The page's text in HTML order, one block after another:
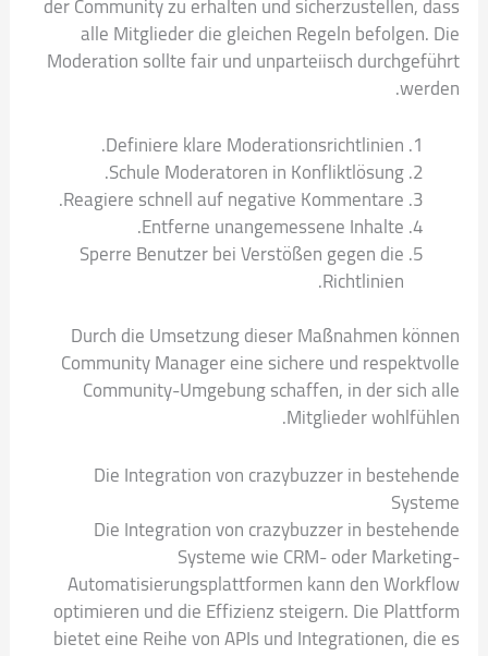
alle Mitglieder die gleichen Regeln befolgen. Die
Moderation sollte fair und unparteiisch durchgeführt
werden.
Definiere klare Moderationsrichtlinien.
Schule Moderatoren in Konfliktlösung.
Reagiere schnell auf negative Kommentare.
Entferne unangemessene Inhalte.
Sperre Benutzer bei Verstößen gegen die
Richtlinien.
Durch die Umsetzung dieser Maßnahmen können
Community Manager eine sichere und respektvolle
Community-Umgebung schaffen, in der sich alle
Mitglieder wohlfühlen.
Die Integration von crazybuzzer in bestehende
Systeme
Die Integration von crazybuzzer in bestehende
Systeme wie CRM- oder Marketing-
Automatisierungsplattformen kann den Workflow
optimieren und die Effizienz steigern. Die Plattform
bietet eine Reihe von APIs und Integrationen, die es